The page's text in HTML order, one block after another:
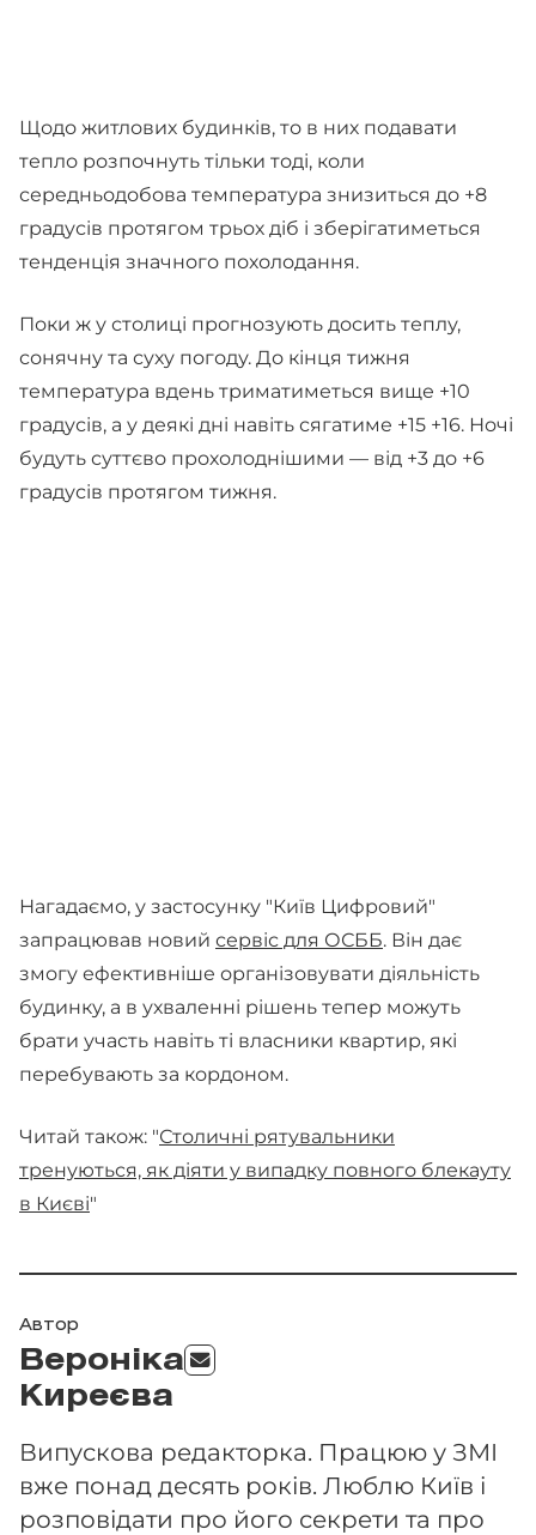
Щодо житлових будинків, то в них подавати
тепло розпочнуть тільки тоді, коли
середньодобова температура знизиться до +8
градусів протягом трьох діб і зберігатиметься
тенденція значного похолодання.
Поки ж у столиці прогнозують досить теплу,
сонячну та суху погоду. До кінця тижня
температура вдень триматиметься вище +10
градусів, а у деякі дні навіть сягатиме +15 +16. Ночі
будуть суттєво прохолоднішими — від +3 до +6
градусів протягом тижня.
Нагадаємо, у застосунку "Київ Цифровий"
запрацював новий сервіс для ОСББ. Він дає
змогу ефективніше організовувати діяльність
будинку, а в ухваленні рішень тепер можуть
брати участь навіть ті власники квартир, які
перебувають за кордоном.
Читай також: "Столичні рятувальники
тренуються, як діяти у випадку повного блекауту
в Києві"
Автор
Вероніка
Киреєва
Випускова редакторка. Працюю у ЗМІ
вже понад десять років. Люблю Київ і
розповідати про його секрети та про